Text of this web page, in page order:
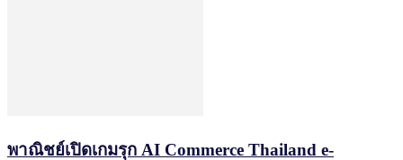
พาณิชย์เปิดเกมรุก AI Commerce Thailand e-